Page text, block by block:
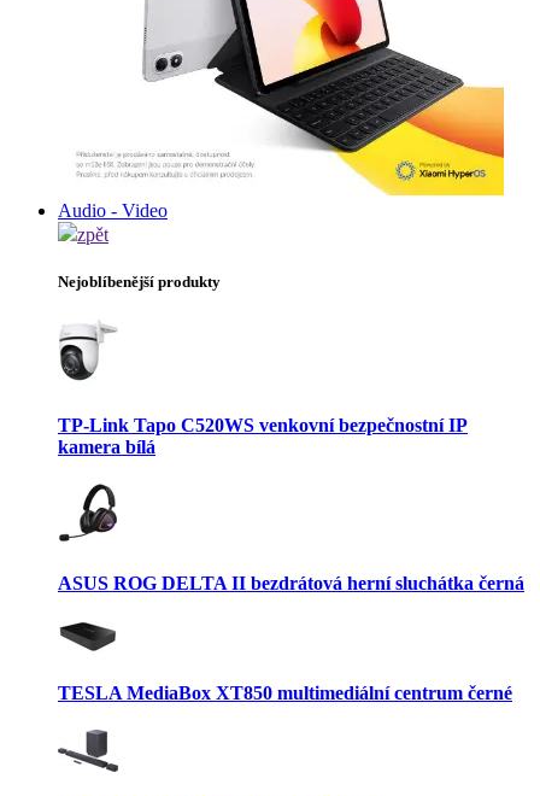
Audio - Video
zpět
Nejoblíbenější produkty
TP-Link Tapo C520WS venkovní bezpečnostní IP
kamera bílá
ASUS ROG DELTA II bezdrátová herní sluchátka černá
TESLA MediaBox XT850 multimediální centrum černé